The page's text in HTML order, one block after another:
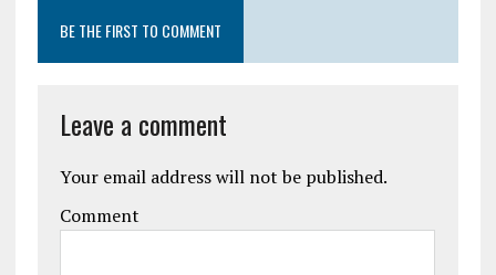
BE THE FIRST TO COMMENT
Leave a comment
Your email address will not be published.
Comment